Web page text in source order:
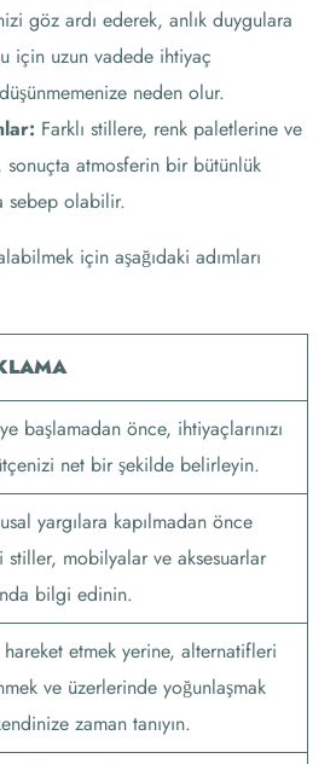
göz ardı ederek, anlık duygulara
için uzun vadede ihtiyaç
neden olur.
Farklı stillere, renk paletlerine ve
atmosferin bir bütünlük
sebep olabilir.
için aşağıdaki adımları
başlamadan önce, ihtiyaçlarınızı
net bir şekilde belirleyin.
yargılara kapılmadan önce
stiller, mobilyalar ve aksesuarlar
bilgi edinin.
hareket etmek yerine, alternatifleri
ve üzerlerinde yoğunlaşmak
zaman tanıyın.